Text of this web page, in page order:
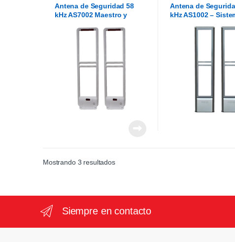
Antena de Seguridad 58
kHz AS7002 Maestro y
Antirrobo para Comercio
Antena de
kHz AS1002 –
Mostrando 3 resultados
Siempre en contacto